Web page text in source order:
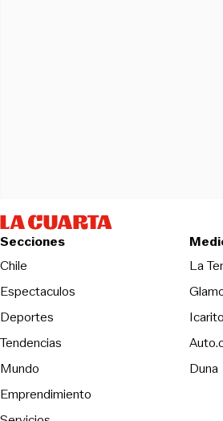
Secciones
Chile
Espectaculos
Deportes
Tendencias
Mundo
Emprendimiento
La
Icarito
Duna